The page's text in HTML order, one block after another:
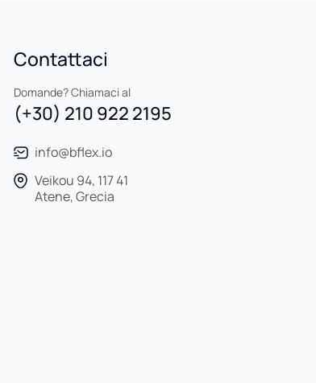
Contattaci
Domande? Chiamaci al
(+30) 210 922 2195
info@bflex.io
Veikou 94, 117 41
Atene, Grecia